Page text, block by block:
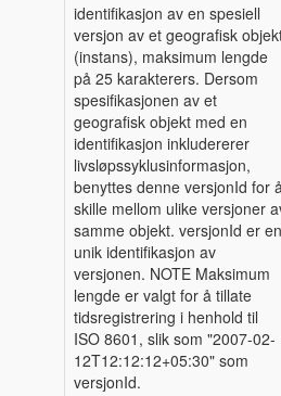
identifikasjon av en spesiell
versjon av et geografisk
(instans), maksimum lengde
på 25 karakterers. Dersom
spesifikasjonen av et
geografisk objekt med en
identifikasjon inkludererer
livsløpssyklusinformasjon,
benyttes denne versjonId for
skille mellom ulike versjoner
samme objekt. versjonId er en
unik identifikasjon av
versjonen. NOTE Maksimum
lengde er valgt for å tillate
tidsregistrering i henhold til
ISO 8601, slik som "2007-02-
12T12:12:12+05:30" som
versjonId.